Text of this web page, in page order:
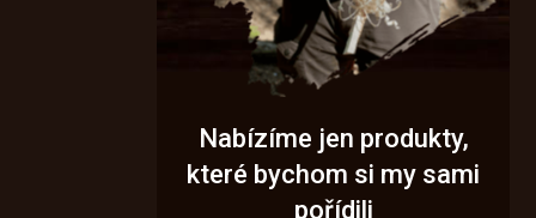
Nabízíme jen produkty,
které bychom si my sami
pořídili